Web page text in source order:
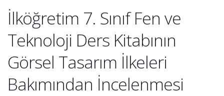
İlköğretim 7. Sınıf Fen ve
Teknoloji Ders Kitabının
Görsel Tasarım İlkeleri
Bakımından İncelenmesi